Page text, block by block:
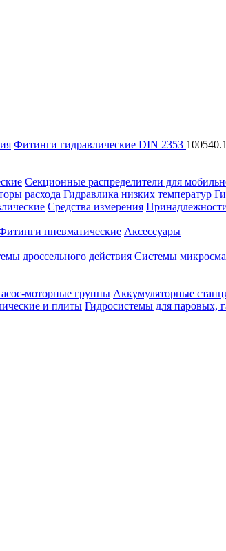
Фитинги гидравлические DIN 2353
Секционные распределители для
расхода Гидравлика низких температур
Средства измерения
пневматические Аксессуары
дроссельного действия Системы
моторные группы Аккумуляторные
и плиты Гидросистемы для паровых,